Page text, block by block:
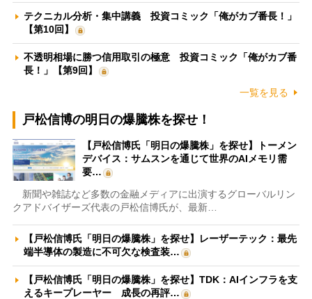
テクニカル分析・集中講義 投資コミック「俺がカブ番長！」
【第10回】
不透明相場に勝つ信用取引の極意 投資コミック「俺がカブ番
長！」【第9回】
一覧を見る
戸松信博の明日の爆騰株を探せ！
【戸松信博氏「明日の爆騰株」を探せ】トーメン
デバイス：サムスンを通じて世界のAIメモリ需
要…
新聞や雑誌など多数の金融メディアに出演するグローバルリン
クアドバイザーズ代表の戸松信博氏が、最新…
【戸松信博氏「明日の爆騰株」を探せ】レーザーテック：最先
端半導体の製造に不可欠な検査装…
【戸松信博氏「明日の爆騰株」を探せ】TDK：AIインフラを支
えるキープレーヤー 成長の再評…